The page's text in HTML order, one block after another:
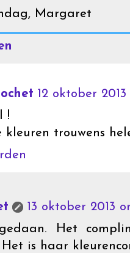
Margaret
12 oktober 2013
!
kleuren trouwens
13 oktober 2013
Het
Het is haar